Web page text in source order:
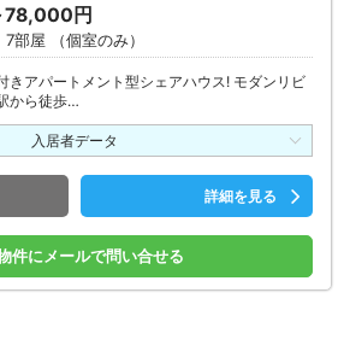
円
7部屋 （個室のみ）
きアパートメント型シェアハウス! モダンリビ
から徒歩…
入居者データ
詳細を見る
件にメールで問い合せる